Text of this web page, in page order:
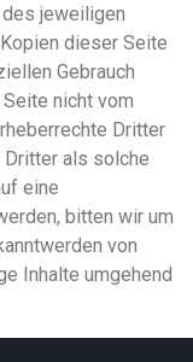
jeweiligen
dieser Seite
Gebrauch
nicht vom
Dritter
als solche
eine
bitten wir um
von
Inhalte umgehend